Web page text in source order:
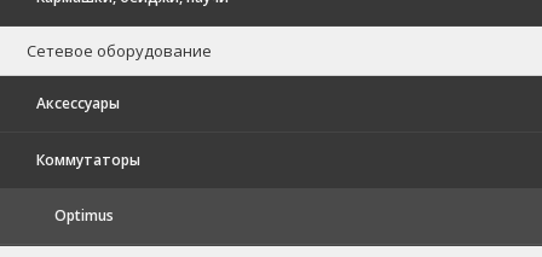
Сетевое оборудование
Аксессуары
Коммутаторы
Optimus